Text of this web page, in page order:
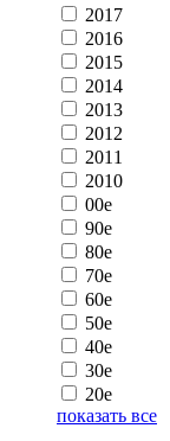
2017
2016
2015
2014
2013
2012
2011
2010
00e
90e
80e
70e
60e
50e
40e
30e
20e
показать все